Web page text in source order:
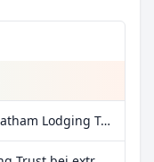
Mehr Fundamentaldaten zu Chatham Lodging Trust bei Parqet